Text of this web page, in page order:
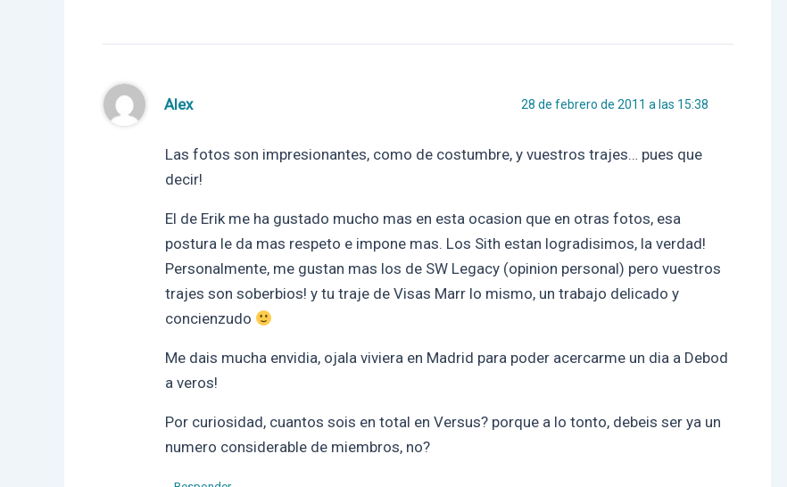
Alex 28 de febrero de 2011 a las 15:38
Las fotos son impresionantes, como de costumbre, y vuestros trajes… pues que
decir!
El de Erik me ha gustado mucho mas en esta ocasion que en otras fotos, esa
postura le da mas respeto e impone mas. Los Sith estan logradisimos, la verdad!
Personalmente, me gustan mas los de SW Legacy (opinion personal) pero vuestros
trajes son soberbios! y tu traje de Visas Marr lo mismo, un trabajo delicado y
concienzudo
Me dais mucha envidia, ojala viviera en Madrid para poder acercarme un dia a Debod
a veros!
Por curiosidad, cuantos sois en total en Versus? porque a lo tonto, debeis ser ya un
numero considerable de miembros, no?